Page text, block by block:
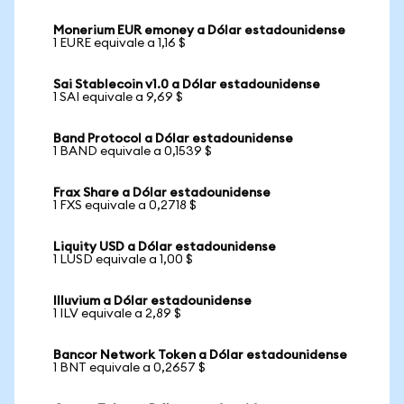
Monerium EUR emoney a Dólar estadounidense
1 EURE equivale a 1,16 $
Sai Stablecoin v1.0 a Dólar estadounidense
1 SAI equivale a 9,69 $
Band Protocol a Dólar estadounidense
1 BAND equivale a 0,1539 $
Frax Share a Dólar estadounidense
1 FXS equivale a 0,2718 $
Liquity USD a Dólar estadounidense
1 LUSD equivale a 1,00 $
Illuvium a Dólar estadounidense
1 ILV equivale a 2,89 $
Bancor Network Token a Dólar estadounidense
1 BNT equivale a 0,2657 $